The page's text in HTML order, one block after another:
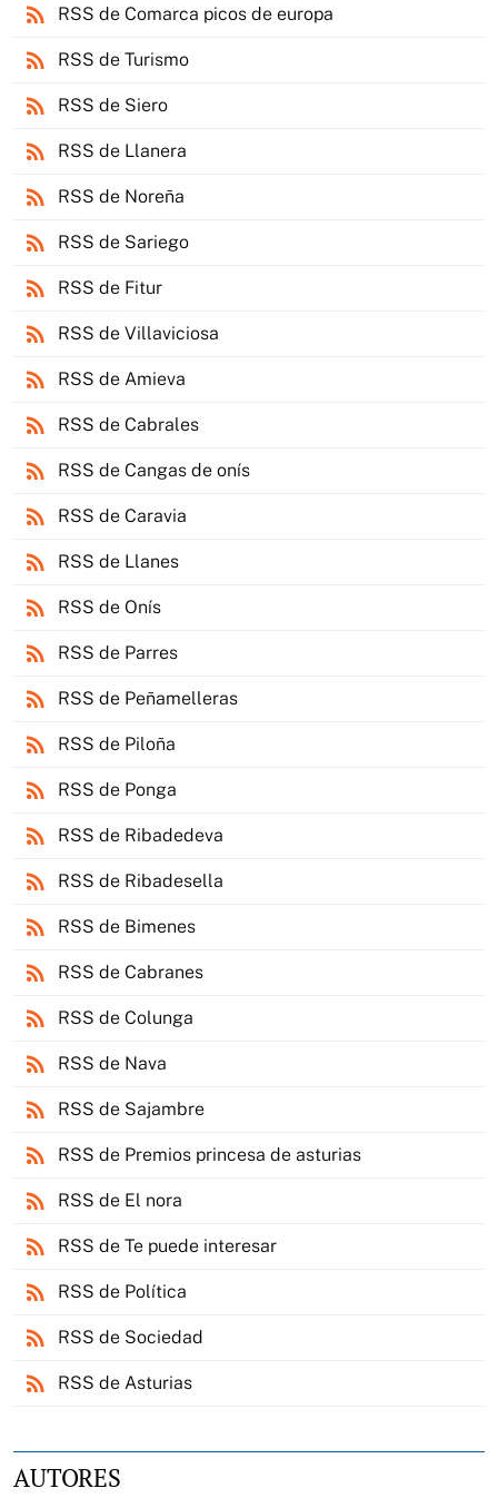
rss_feed RSS de Comarca picos de europa
rss_feed RSS de Turismo
rss_feed RSS de Siero
rss_feed RSS de Llanera
rss_feed RSS de Noreña
rss_feed RSS de Sariego
rss_feed RSS de Fitur
rss_feed RSS de Villaviciosa
rss_feed RSS de Amieva
rss_feed RSS de Cabrales
rss_feed RSS de Cangas de onís
rss_feed RSS de Caravia
rss_feed RSS de Llanes
rss_feed RSS de Onís
rss_feed RSS de Parres
rss_feed RSS de Peñamelleras
rss_feed RSS de Piloña
rss_feed RSS de Ponga
rss_feed RSS de Ribadedeva
rss_feed RSS de Ribadesella
rss_feed RSS de Bimenes
rss_feed RSS de Cabranes
rss_feed RSS de Colunga
rss_feed RSS de Nava
rss_feed RSS de Sajambre
rss_feed RSS de Premios princesa de asturias
rss_feed RSS de El nora
rss_feed RSS de Te puede interesar
rss_feed RSS de Política
rss_feed RSS de Sociedad
rss_feed RSS de Asturias
AUTORES